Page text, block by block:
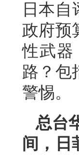
日本
政府预
性武器
路？包
警惕。
总台
间，日